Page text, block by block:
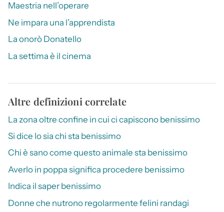
Maestria nell’operare
Ne impara una l’apprendista
La onorò Donatello
La settima è il cinema
Altre definizioni correlate
La zona oltre confine in cui ci capiscono benissimo
Si dice lo sia chi sta benissimo
Chi è sano come questo animale sta benissimo
Averlo in poppa significa procedere benissimo
Indica il saper benissimo
Donne che nutrono regolarmente felini randagi